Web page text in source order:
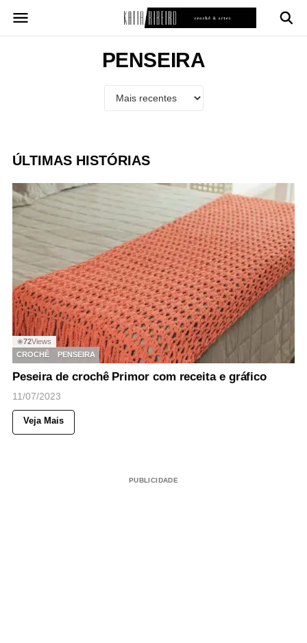
para
PENSEIRA
ÚLTIMAS HISTÓRIAS
◉72Views
CROCHÊ
PENSEIRA
Peseira de crochê Primor com receita e gráfico
11/07/2023
Veja Mais
PUBLICIDADE